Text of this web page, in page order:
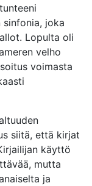
sinfonia, joka
Lopulta oli
velho
voimasta
siitä, että kirjat
käyttö
mutta
ja